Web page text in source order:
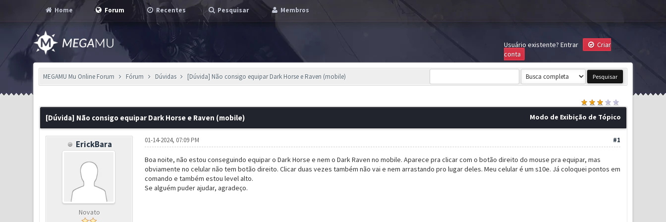
Home Forum Recentes Pesquisar Membros
Usuário existente? Entrar
Criar
conta
MEGAMU Mu Online Forum Fórum Dúvidas [Dúvida] Não consigo equipar Dark Horse e Raven (mobile)
Modo de Exibição de Tópico
[Dúvida] Não consigo equipar Dark Horse e Raven (mobile)
ErickBara
Novato
#1
01-14-2024, 07:09 PM
Boa noite, não estou conseguindo equipar o Dark Horse e nem o Dark Raven no mobile. Aparece pra clicar com o botão direito do mouse pra equipar, mas
obviamente no celular não tem botão direito. Clicar duas vezes também não vai e nem arrastando pro lugar deles. Meu celular é um s10e. Já coloquei pontos em
comando e também estou level alto.
Se alguém puder ajudar, agradeço.